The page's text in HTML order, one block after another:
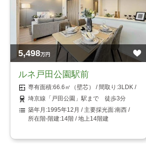
5,498万円
ルネ戸田公園駅前
66.6㎡（壁芯）
3LDK
埼京線「戸田公園」駅まで 徒歩3分
1995年12月
南西
14階 / 地上14階建